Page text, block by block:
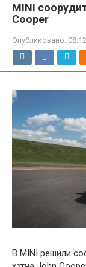
MINI
Cooper
Опубликовано:
В MINI решили